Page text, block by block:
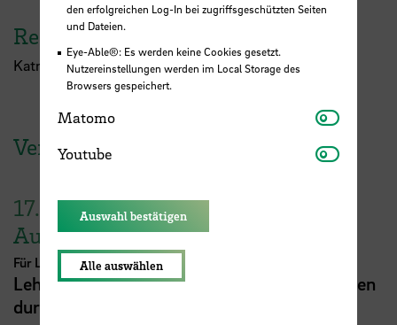
Referent:in
Katrin Parino
Veranstaltungen der HSB
17.
August
Für Lehrende
Lehrveranstaltungsplanung mit KI. Zeit sparen
durch digitale Tools
den erfolgreichen Log-In bei zugriffsgeschützten Seiten
und Dateien.
Eye-Able®: Es werden keine Cookies gesetzt.
Nutzereinstellungen werden im Local Storage des
Browsers gespeichert.
Matomo Matomo
Youtube Youtube
Auswahl bestätigen
Alle auswählen